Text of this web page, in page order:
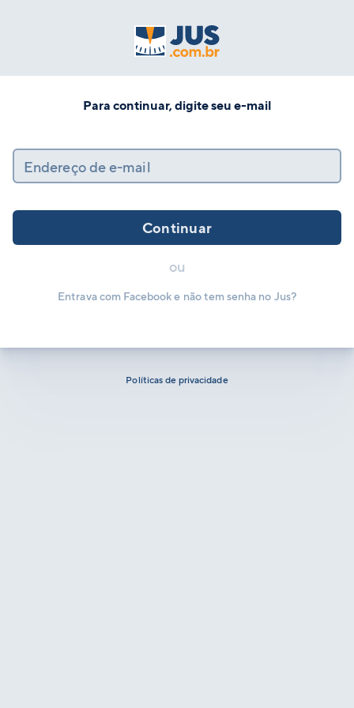
Para continuar, digite seu e-mail
Endereço de e-mail
Continuar
ou
Entrava com Facebook e não tem senha no Jus?
Políticas de privacidade